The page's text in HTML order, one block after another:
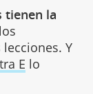
tienen la
Y
E lo